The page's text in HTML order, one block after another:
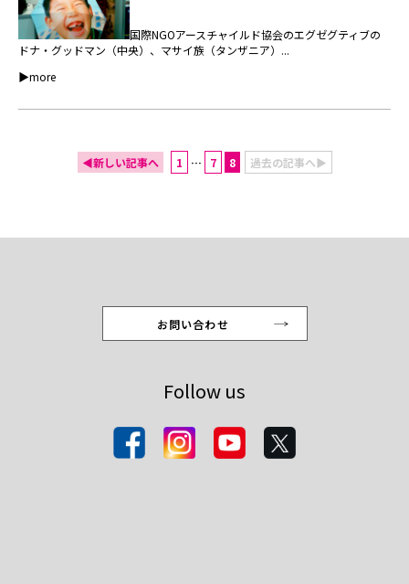
国際NGOアースチャイルド協会のエグゼグティブの
ドナ・グッドマン（中央）、マサイ族（タンザニア）...
▶more
◀新しい記事へ 1 … 7 8 過去の記事へ▶
お問い合わせ
Follow us